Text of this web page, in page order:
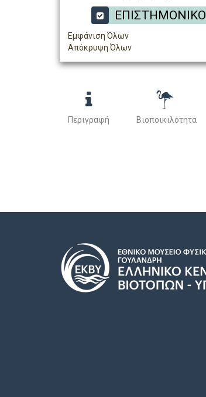
Εμφάνιση Όλων
Απόκρυψη Όλων
Περιγραφή Βιοποικιλότητα